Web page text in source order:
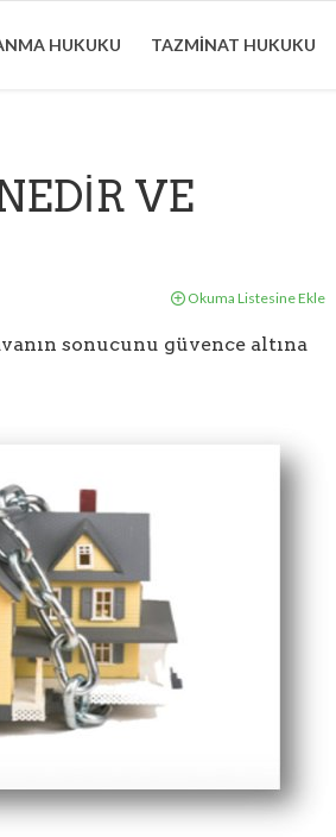
HUKUKU TAZMINAT HUKUKU
VE
Okuma Listesine Ekle
sonucunu güvence altına